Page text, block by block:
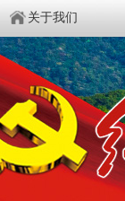
关于我们